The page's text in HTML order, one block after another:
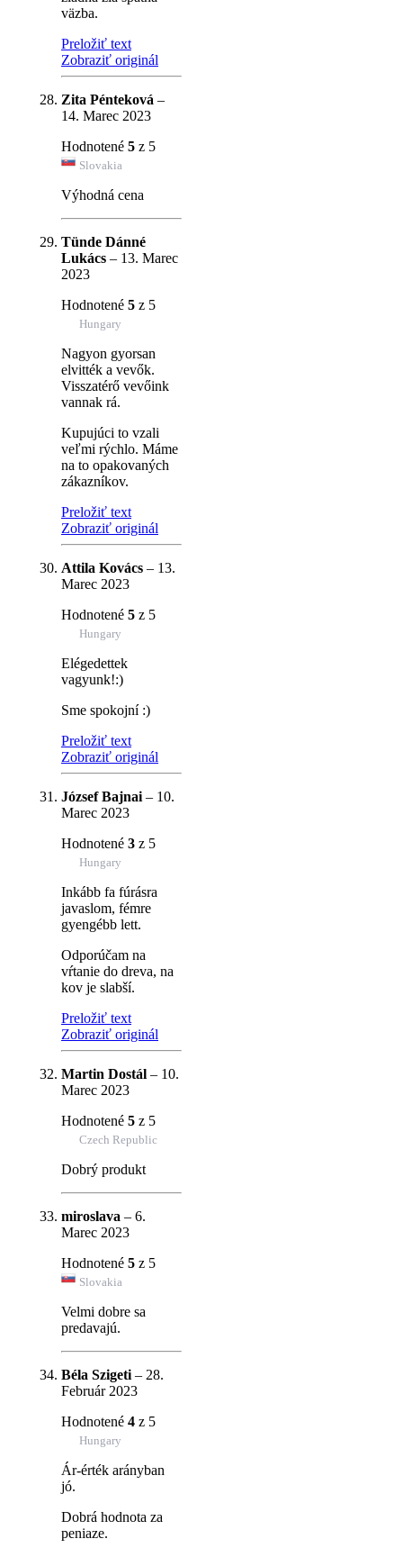
väzba.
Preložiť text
Zobraziť originál
Zita Pénteková –
14. Marec 2023
Hodnotené 5 z 5
Slovakia
Výhodná cena
Tünde Dánné
Lukács – 13. Marec
2023
Hodnotené 5 z 5
Hungary
Nagyon gyorsan
elvitték a vevők.
Visszatérő vevőink
vannak rá.
Kupujúci to vzali
veľmi rýchlo. Máme
na to opakovaných
zákazníkov.
Preložiť text
Zobraziť originál
Attila Kovács – 13.
Marec 2023
Hodnotené 5 z 5
Hungary
Elégedettek
vagyunk!:)
Sme spokojní :)
Preložiť text
Zobraziť originál
József Bajnai – 10.
Marec 2023
Hodnotené 3 z 5
Hungary
Inkább fa fúrásra
javaslom, fémre
gyengébb lett.
Odporúčam na
vŕtanie do dreva, na
kov je slabší.
Preložiť text
Zobraziť originál
Martin Dostál – 10.
Marec 2023
Hodnotené 5 z 5
Czech Republic
Dobrý produkt
miroslava – 6.
Marec 2023
Hodnotené 5 z 5
Slovakia
Velmi dobre sa
predavajú.
Béla Szigeti – 28.
Február 2023
Hodnotené 4 z 5
Hungary
Ár-érték arányban
jó.
Dobrá hodnota za
peniaze.